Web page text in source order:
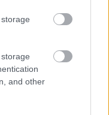
and other